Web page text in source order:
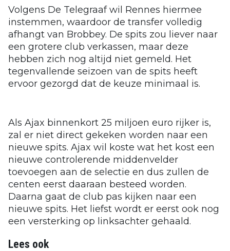
Volgens De Telegraaf wil Rennes hiermee
instemmen, waardoor de transfer volledig
afhangt van Brobbey. De spits zou liever naar
een grotere club verkassen, maar deze
hebben zich nog altijd niet gemeld. Het
tegenvallende seizoen van de spits heeft
ervoor gezorgd dat de keuze minimaal is.
Als Ajax binnenkort 25 miljoen euro rijker is,
zal er niet direct gekeken worden naar een
nieuwe spits. Ajax wil koste wat het kost een
nieuwe controlerende middenvelder
toevoegen aan de selectie en dus zullen de
centen eerst daaraan besteed worden.
Daarna gaat de club pas kijken naar een
nieuwe spits. Het liefst wordt er eerst ook nog
een versterking op linksachter gehaald.
Lees ook